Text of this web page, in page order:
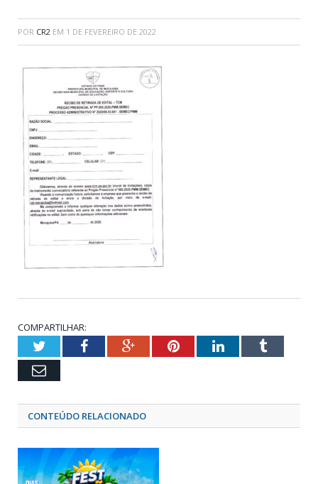
POR CR2 EM 1 DE FEVEREIRO DE 2022
COMPARTILHAR:
TwitterFacebookGoogle+PinterestLinkedInTumblr
Email
CONTEÚDO RELACIONADO